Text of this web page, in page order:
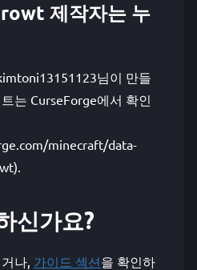
제작자는 누
님이 만들
는 CurseForge에서 확인
minecraft/data-
신가요?
나, 가이드 섹션을 확인하